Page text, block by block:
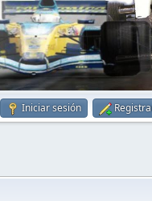
Iniciar sesión